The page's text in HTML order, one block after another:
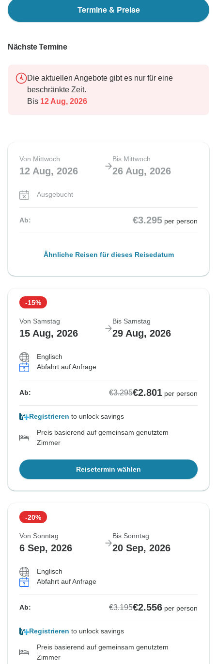
Termine & Preise
Nächste Termine
Die aktuellen Angebote gibt es nur für eine
beschränkte Zeit.
Bis 12 Aug, 2026
Von Mittwoch
12 Aug, 2026
Bis Mittwoch
26 Aug, 2026
Ausgebucht
Ab: €3.295 per person
Ähnliche Reisen für dieses Reisedatum
-15%
Von Samstag
15 Aug, 2026
Bis Samstag
29 Aug, 2026
Englisch
Abfahrt auf Anfrage
Ab: €3.295€2.801 per person
Registrieren to unlock savings
Preis basierend auf gemeinsam genutztem
Zimmer
Reisetermin wählen
-20%
Von Sonntag
6 Sep, 2026
Bis Sonntag
20 Sep, 2026
Englisch
Abfahrt auf Anfrage
Ab: €3.195€2.556 per person
Registrieren to unlock savings
Preis basierend auf gemeinsam genutztem
Zimmer